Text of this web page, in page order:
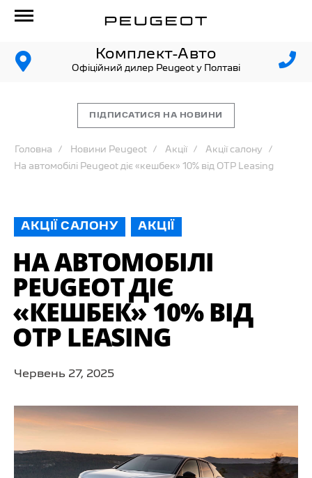
Комплект-Авто
Офіційний дилер Peugeot у Полтаві
ПІДПИСАТИСЯ НА НОВИНИ
Головна Новини Peugeot Акції Акції салону
На автомобілі Peugeot діє «кешбек» 10% від OTP Leasing
АКЦІЇ САЛОНУ АКЦІЇ
НА АВТОМОБІЛІ
PEUGEOT ДІЄ
«КЕШБЕК» 10% ВІД
OTP LEASING
Червень 27, 2025